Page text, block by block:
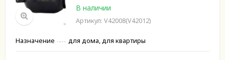
В наличии
Артикул: V42008(V42012)
Назначение для дома, для квартиры